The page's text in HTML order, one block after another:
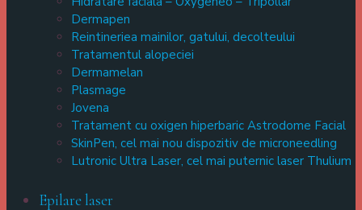
Dermapen
Reintineriea mainilor, gatului, decolteului
Tratamentul alopeciei
Dermamelan
Plasmage
Jovena
Tratament cu oxigen hiperbaric Astrodome Facial
SkinPen, cel mai nou dispozitiv de microneedling
Lutronic Ultra Laser, cel mai puternic laser Thulium
Epilare laser